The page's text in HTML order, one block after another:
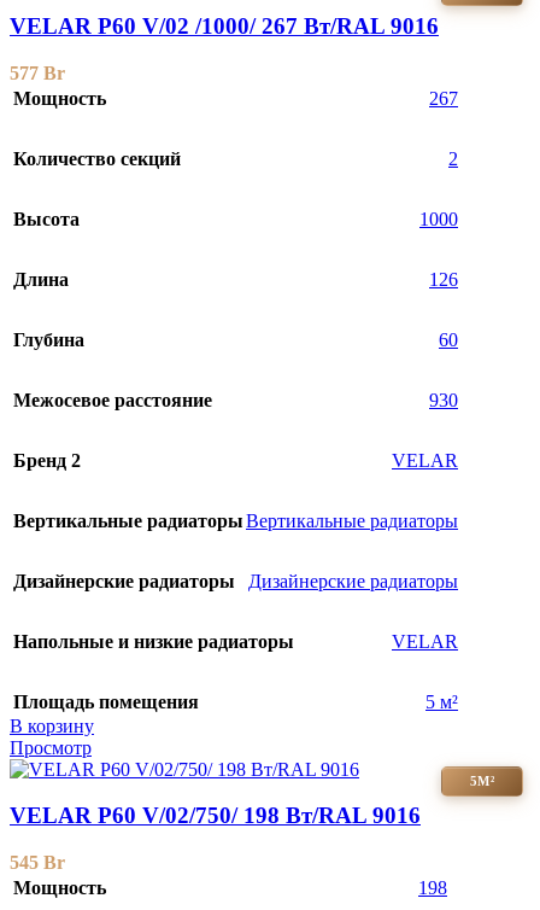
VELAR P60 V/02 /1000/ 267 Bт/RAL 9016
577 Br
Мощность
267
Количество секций 2
Высота 1000
Длина 126
Глубина 60
Межосевое расстояние 930
Бренд 2 VELAR
Вертикальные радиаторыВертикальные радиаторы
Дизайнерские радиаторы Дизайнерские радиаторы
Напольные и низкие радиаторы VELAR
Площадь помещения
5 м²
В корзину
Просмотр
5М²
VELAR P60 V/02/750/ 198 Bт/RAL 9016
545 Br
Мощность
198